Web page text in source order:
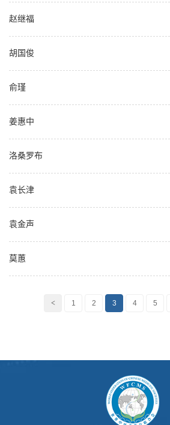
赵继福
胡国俊
俞瑾
姜惠中
洛桑罗布
袁长津
袁金声
莫蕙
< 1 2 3 4 5